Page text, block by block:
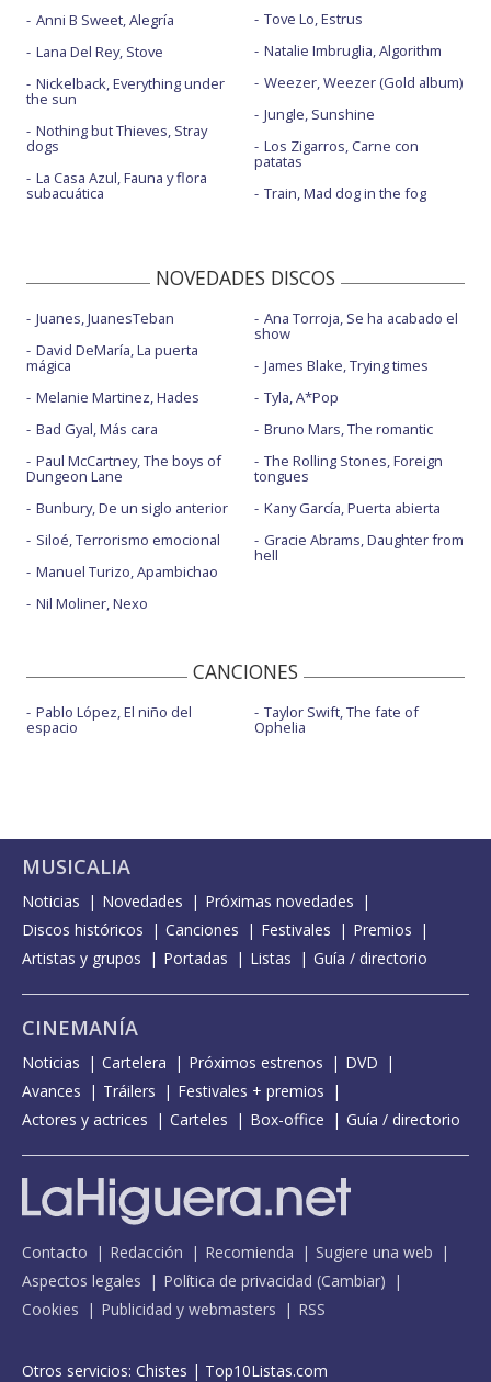
Anni B Sweet, Alegría
Lana Del Rey, Stove
Nickelback, Everything under
the sun
Nothing but Thieves, Stray
dogs
La Casa Azul, Fauna y flora
subacuática
Tove Lo, Estrus
Natalie Imbruglia, Algorithm
Weezer, Weezer (Gold album)
Jungle, Sunshine
Los Zigarros, Carne con
patatas
Train, Mad dog in the fog
NOVEDADES DISCOS
Juanes, JuanesTeban
David DeMaría, La puerta
mágica
Melanie Martinez, Hades
Bad Gyal, Más cara
Paul McCartney, The boys of
Dungeon Lane
Bunbury, De un siglo anterior
Siloé, Terrorismo emocional
Manuel Turizo, Apambichao
Nil Moliner, Nexo
Ana Torroja, Se ha acabado el
show
James Blake, Trying times
Tyla, A*Pop
Bruno Mars, The romantic
The Rolling Stones, Foreign
tongues
Kany García, Puerta abierta
Gracie Abrams, Daughter from
hell
CANCIONES
Pablo López, El niño del
espacio
Taylor Swift, The fate of
Ophelia
MUSICALIA
Noticias Novedades
Próximas novedades
Discos históricos
Canciones Festivales
Premios
Artistas y grupos
Portadas Listas Guía / directorio
CINEMANÍA
Noticias Cartelera Próximos estrenos
DVD
Avances
Tráilers
Festivales + premios
Actores y actrices
Carteles Box-office Guía / directorio
Contacto Redacción Recomienda
Sugiere una web
Aspectos legales
Política de privacidad (Cambiar)
Cookies
Publicidad y webmasters RSS
Otros servicios: Chistes | Top10Listas.com